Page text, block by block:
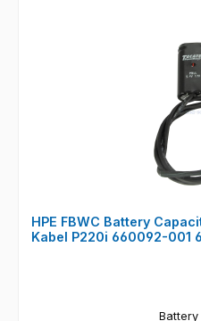
HPE FBWC Battery
Kabel P220i 660092-001
Battery